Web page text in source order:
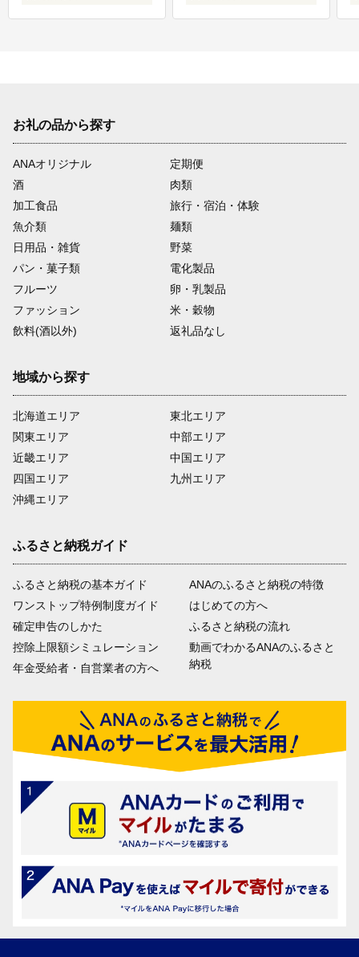
お礼の品から探す
ANAオリジナル
定期便
酒
肉類
加工食品
旅行・宿泊・体験
魚介類
麺類
日用品・雑貨
野菜
パン・菓子類
電化製品
フルーツ
卵・乳製品
ファッション
米・穀物
飲料(酒以外)
返礼品なし
地域から探す
北海道エリア
関東エリア
近畿エリア
四国エリア
沖縄エリア
東北エリア
中部エリア
中国エリア
九州エリア
ふるさと納税ガイド
ふるさと納税の基本ガイド
ワンストップ特例制度ガイド
確定申告のしかた
控除上限額シミュレーション
年金受給者・自営業者の方へ
ANAのふるさと納税の特徴
はじめての方へ
ふるさと納税の流れ
動画でわかるANAのふるさと
納税